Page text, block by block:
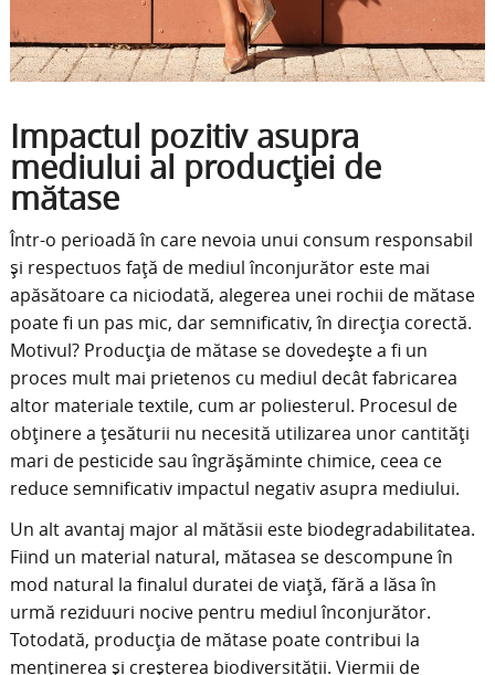
Impactul pozitiv asupra
mediului al producției de
mătase
Într-o perioadă în care nevoia unui consum responsabil
și respectuos față de mediul înconjurător este mai
apăsătoare ca niciodată, alegerea unei rochii de mătase
poate fi un pas mic, dar semnificativ, în direcția corectă.
Motivul? Producția de mătase se dovedește a fi un
proces mult mai prietenos cu mediul decât fabricarea
altor materiale textile, cum ar poliesterul. Procesul de
obținere a țesăturii nu necesită utilizarea unor cantități
mari de pesticide sau îngrășăminte chimice, ceea ce
reduce semnificativ impactul negativ asupra mediului.
Un alt avantaj major al mătăsii este biodegradabilitatea.
Fiind un material natural, mătasea se descompune în
mod natural la finalul duratei de viață, fără a lăsa în
urmă reziduuri nocive pentru mediul înconjurător.
Totodată, producția de mătase poate contribui la
menținerea și creșterea biodiversității. Viermii de